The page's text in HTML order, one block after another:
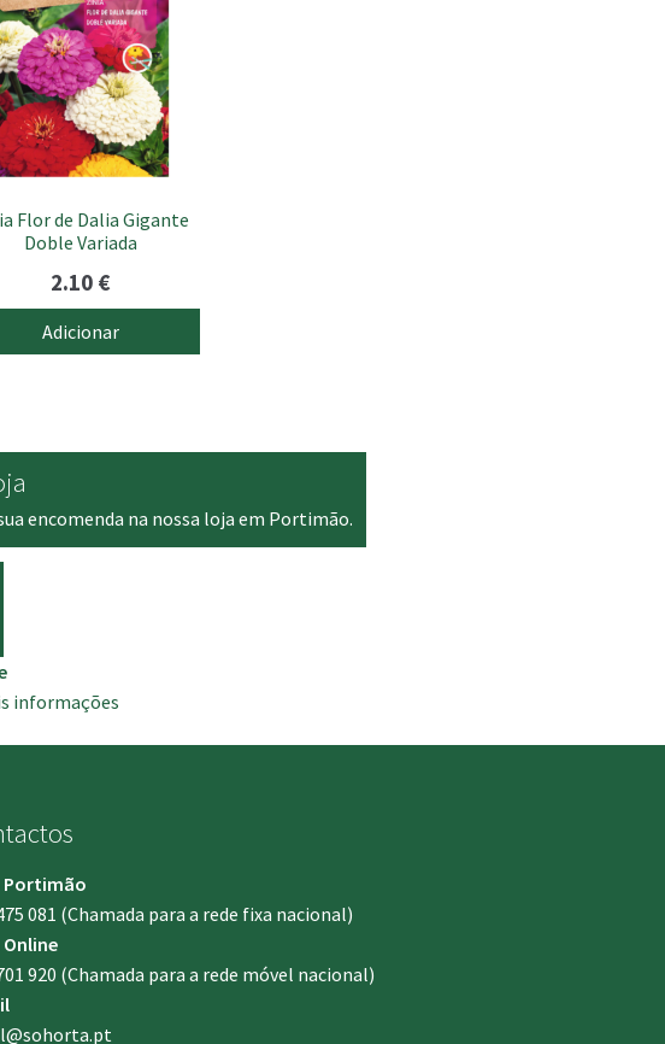
Flor de Dalia Gigante
Doble Variada
2.10 €
Adicionar
encomenda na nossa loja em Portimão.
informações
Portimão
081 (Chamada para a rede fixa nacional)
920 (Chamada para a rede móvel nacional)